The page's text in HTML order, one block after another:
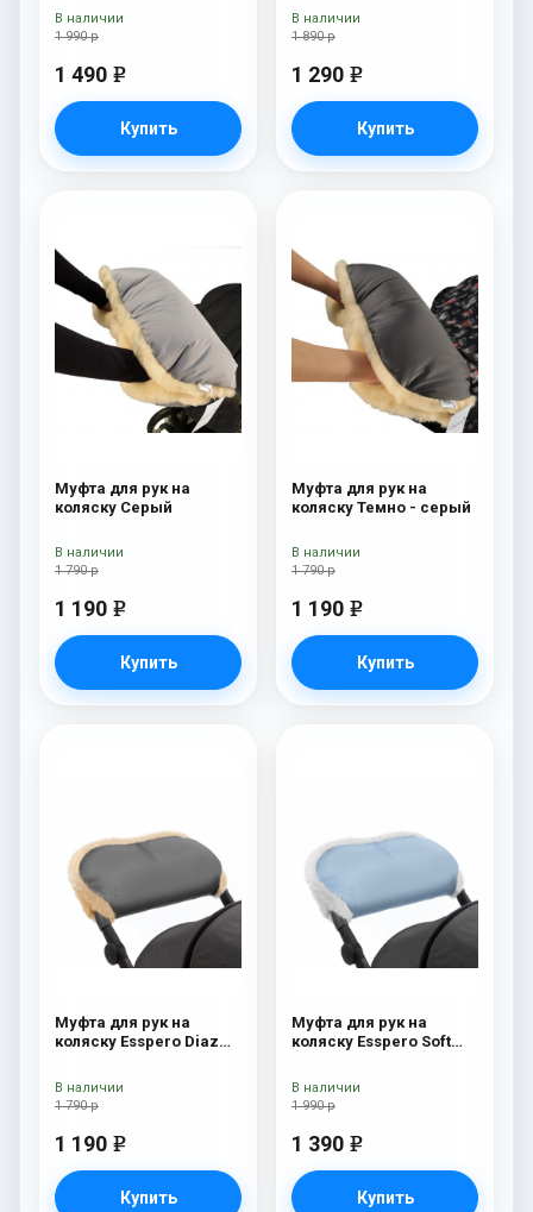
Navy
1 990 р
1 490 e
Купить
В наличии
Brown
1 890 р
1 290 e
Купить
В наличии
Муфта для рук на
коляску Серый
1 790 р
1 190 e
Купить
В наличии
Муфта для рук на
коляску Темно - серый
1 790 р
1 190 e
Купить
В наличии
Муфта для рук на
коляску Esspero Diaz
Grey
1 790 р
1 190 e
Купить
В наличии
Муфта для рук на
коляску Esspero Soft
1 990 р
1 390 e
Купить
В наличии